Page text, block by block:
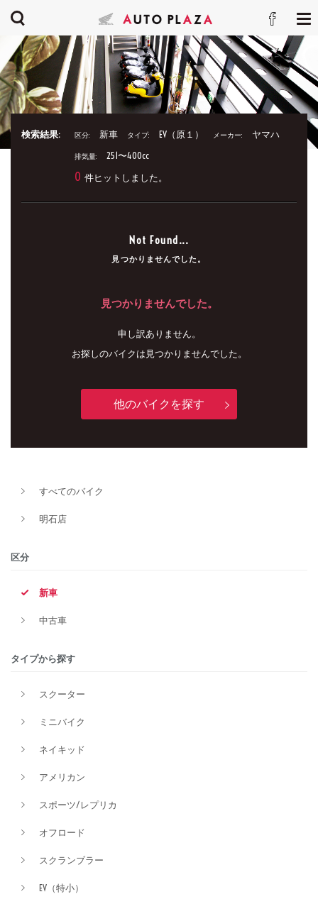
検索結果: 区分: 新車 タイプ: EV（原１） メーカー: ヤマハ
排気量: 251〜400cc
0 件ヒットしました。
Not Found...
見つかりませんでした。
見つかりませんでした。
申し訳ありません。
お探しのバイクは見つかりませんでした。
他のバイクを探す
すべてのバイク
明石店
区分
新車
中古車
タイプから探す
スクーター
ミニバイク
ネイキッド
アメリカン
スポーツ/レプリカ
オフロード
スクランブラー
EV（特小）
新車
タイプ
価格